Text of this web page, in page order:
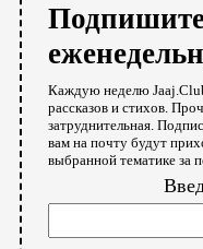
Каждую неделю
рассказов и стихов.
затруднительная.
вам на почту будут
выбранной тематике за